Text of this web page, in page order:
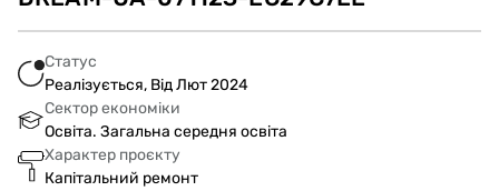
область, Криворізький
район, с. Велика
Костромка, вул.
Фартушного, буд.21»
Статус
Реалізується, Від Лют 2024
Сектор економіки
Освіта. Загальна середня освіта
Характер проєкту
Капітальний ремонт